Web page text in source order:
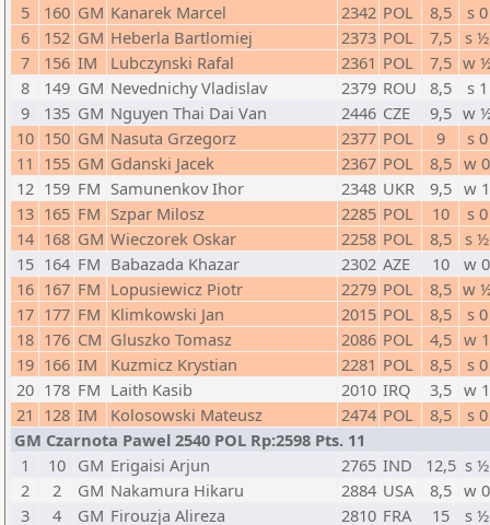
5
160 GM Kanarek Marcel 2342 POL 8,5
s 0
6
152 GM Heberla Bartlomiej 2373 POL 7,5
s ½
7
156 IM Lubczynski Rafal 2361 POL 7,5 w
8
149 GM Nevednichy Vladislav 2379 ROU 8,5
s 1
9
135 GM Nguyen Thai Dai Van 2446 CZE 9,5 w
10 150 GM Nasuta Grzegorz 2377 POL 9
s 0
11 155 GM Gdanski Jacek 2367 POL 8,5 w 0
12 159 FM Samunenkov Ihor 2348 UKR 9,5 w 1
13 165 FM Szpar Milosz 2285 POL 10
s 0
14 168 GM Wieczorek Oskar 2258 POL 8,5
s ½
15 164 FM Babazada Khazar 2302 AZE 10
w 0
16 167 FM Lopusiewicz Piotr 2279 POL 8,5 w
17 177 FM Klimkowski Jan 2015 POL 8,5
s 0
18 176 CM Gluszko Tomasz 2086 POL 4,5 w 1
19 166 IM Kuzmicz Krystian 2281 POL 8,5
s 0
20 178 FM Laith Kasib 2010 IRQ 3,5 w 1
21 128 IM Kolosowski Mateusz 2474 POL 8,5
s 0
GM Czarnota Pawel 2540 POL Rp:2598 Pts. 11
1
10 GM Erigaisi Arjun 2765 IND 12,5 s ½
2
2 GM Nakamura Hikaru 2884 USA 8,5 w 0
3
4 GM Firouzja Alireza 2810 FRA 15
s ½